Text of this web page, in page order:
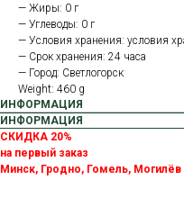
— Жиры: 0 г
— Углеводы: 0 г
— Условия хранения: условия
— Срок хранения: 24 часа
— Город: Светлогорск
Weight: 460 g
ИНФОРМАЦИЯ
ИНФОРМАЦИЯ
СКИДКА 20%
на первый заказ
Минск, Гродно, Гомель, Могилёв